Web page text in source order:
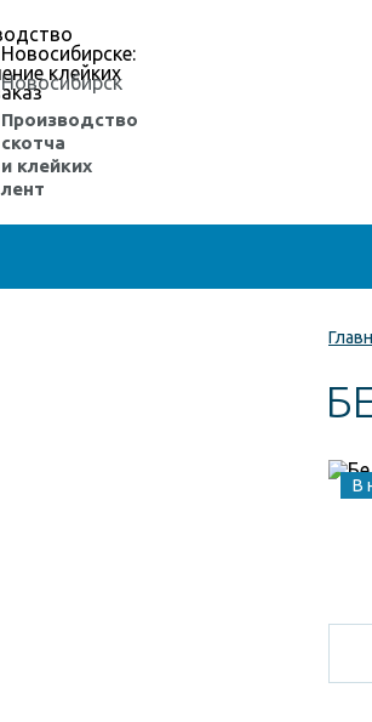
Новосибирск
Производство
скотча
и клейких
лент
В